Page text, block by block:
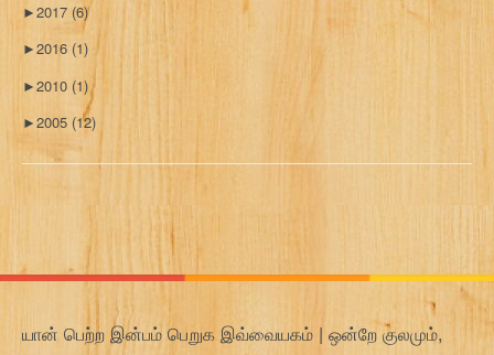
►2017 (6)
►2016 (1)
►2010 (1)
►2005 (12)
யான் பெற்ற இன்பம் பெறுக இவ்வையகம் | ஒன்றே குலமும்,